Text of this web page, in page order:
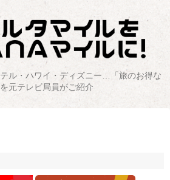
ル・ハワイ・ディズニー…「旅のお得な
元テレビ局員がご紹介